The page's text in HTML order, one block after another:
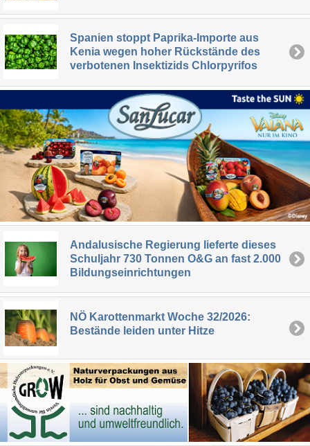
Spanien stoppt Paprika-Importe aus
Kenia wegen hoher Rückstände des
verbotenen Insektizids Chlorpyrifos
Andalusische Regierung lieferte dieses
Schuljahr 730 Tonnen O&G an fast 2.000
Bildungseinrichtungen
NÖ Karottenmarkt Woche 32/2026:
Bestände leiden unter Hitze